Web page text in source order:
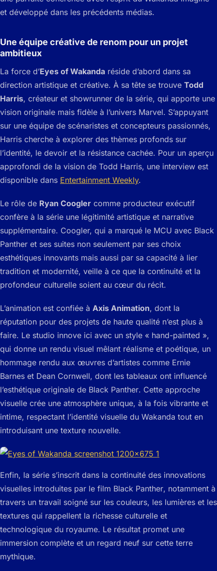
et développé dans les précédents médias.
Une équipe créative de renom pour un projet
ambitieux
La force d’Eyes of Wakanda réside d’abord dans sa
direction artistique et créative. À sa tête se trouve Todd
Harris, créateur et showrunner de la série, qui apporte une
vision originale mais fidèle à l’univers Marvel. S’appuyant
sur une équipe de scénaristes et concepteurs passionnés,
Harris cherche à explorer des thèmes profonds sur
l’identité, le devoir et la résistance cachée. Pour un aperçu
approfondi de la vision de Todd Harris, une interview est
disponible dans Entertainment Weekly.
Le rôle de Ryan Coogler comme producteur exécutif
confère à la série une légitimité artistique et narrative
supplémentaire. Coogler, qui a marqué le MCU avec Black
Panther et ses suites non seulement par ses choix
esthétiques innovants mais aussi par sa capacité à lier
tradition et modernité, veille à ce que la continuité et la
profondeur culturelle soient au cœur du récit.
L’animation est confiée à Axis Animation, dont la
réputation pour des projets de haute qualité n’est plus à
faire. Le studio innove ici avec un style « hand-painted »,
qui donne un rendu visuel mêlant réalisme et poétique, un
hommage rendu aux œuvres d’artistes comme Ernie
Barnes et Dean Cornwell, dont les tableaux ont influencé
l’esthétique originale de Black Panther. Cette approche
visuelle crée une atmosphère unique, à la fois vibrante et
intime, respectant l’identité visuelle du Wakanda tout en
introduisant une texture nouvelle.
Enfin, la série s’inscrit dans la continuité des innovations
visuelles introduites par le film Black Panther, notamment à
travers un travail soigné sur les couleurs, les lumières et les
textures qui rappellent la richesse culturelle et
technologique du royaume. Le résultat promet une
immersion complète et un regard neuf sur cette terre
mythique.